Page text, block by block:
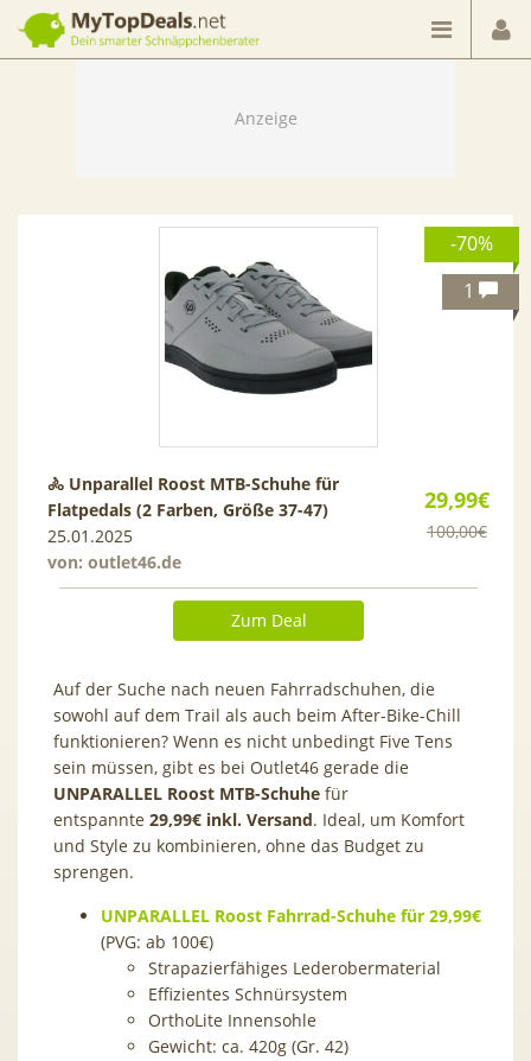
Dein smarter Schnäppchenberater
-70%
1
29,99€
100,00€
🚴 Unparallel Roost MTB-Schuhe für
Flatpedals (2 Farben, Größe 37-47)
25.01.2025
von: outlet46.de
Zum Deal
Auf der Suche nach neuen Fahrradschuhen, die
sowohl auf dem Trail als auch beim After-Bike-Chill
funktionieren? Wenn es nicht unbedingt Five Tens
sein müssen, gibt es bei Outlet46 gerade die
UNPARALLEL Roost MTB-Schuhe für
entspannte 29,99€ inkl. Versand. Ideal, um Komfort
und Style zu kombinieren, ohne das Budget zu
sprengen.
UNPARALLEL Roost Fahrrad-Schuhe für 29,99€
(PVG: ab 100€)
Strapazierfähiges Lederobermaterial
Effizientes Schnürsystem
OrthoLite Innensohle
Gewicht: ca. 420g (Gr. 42)